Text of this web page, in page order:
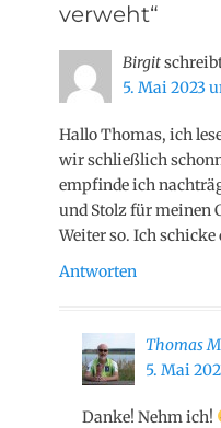
verweht“
Birgit
5. Mai 2023
Hallo Thomas, ich
wir schließlich
empfinde ich
und Stolz für meinen
Weiter so. Ich
Antworten
Thomas
5. Mai
Danke! Nehm ich!